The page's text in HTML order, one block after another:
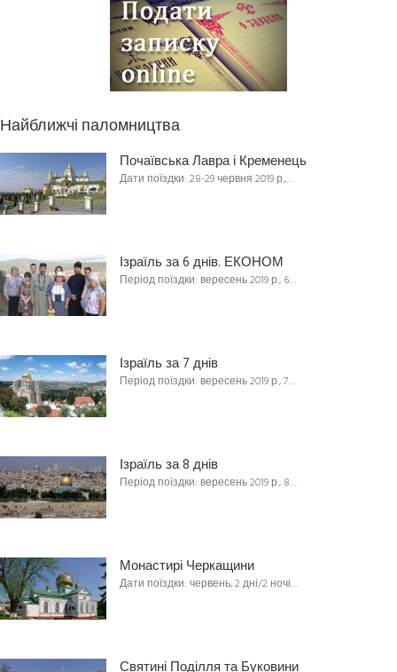
Найближчі паломництва
Почаївська Лавра і Кременець
Дати поїздки: 28-29 червня 2019 р.,…
Ізраїль за 6 днів. ЕКОНОМ
Період поїздки: вересень 2019 р., 6…
Ізраїль за 7 днів
Період поїздки: вересень 2019 р., 7…
Ізраїль за 8 днів
Період поїздки: вересень 2019 р., 8…
Монастирі Черкащини
Дати поїздки: червень, 2 дні/2 ночі…
Святині Поділля та Буковини